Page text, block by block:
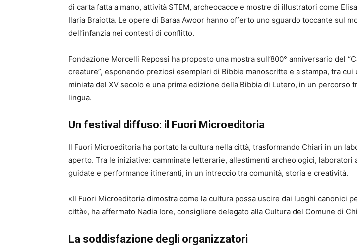
di carta fatta a mano, attività STEM, archeocacce e mostre di illustratori come
Ilaria Braiotta. Le opere di Baraa Awoor hanno offerto uno sguardo toccante sul
dell’infanzia nei contesti di conflitto.
Fondazione Morcelli Repossi ha proposto una mostra sull’800° anniversario del
creature”, esponendo preziosi esemplari di Bibbie manoscritte e a stampa, tra cui
miniata del XV secolo e una prima edizione della Bibbia di Lutero, in un percorso
lingua.
Un festival diffuso: il Fuori Microeditoria
Il Fuori Microeditoria ha portato la cultura nella città, trasformando Chiari in un
aperto. Tra le iniziative: camminate letterarie, allestimenti archeologici, laboratori
guidate e performance itineranti, in un intreccio tra comunità, storia e creatività.
«Il Fuori Microeditoria dimostra come la cultura possa uscire dai luoghi canonici
città», ha affermato Nadia Iore, consigliere delegato alla Cultura del Comune di
La soddisfazione degli organizzatori